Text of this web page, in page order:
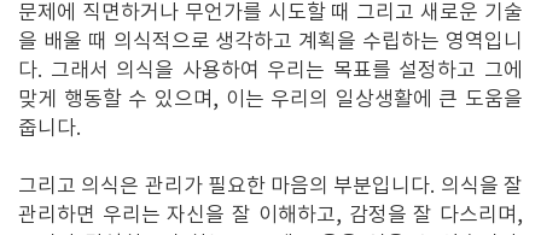
문제에 직면하거나 무언가를 시도할 때 그리고 새로운 기술
을 배울 때 의식적으로 생각하고 계획을 수립하는 영역입니
다. 그래서 의식을 사용하여 우리는 목표를 설정하고 그에
맞게 행동할 수 있으며, 이는 우리의 일상생활에 큰 도움을
줍니다.
그리고 의식은 관리가 필요한 마음의 부분입니다. 의식을 잘
관리하면 우리는 자신을 잘 이해하고, 감정을 잘 다스리며,